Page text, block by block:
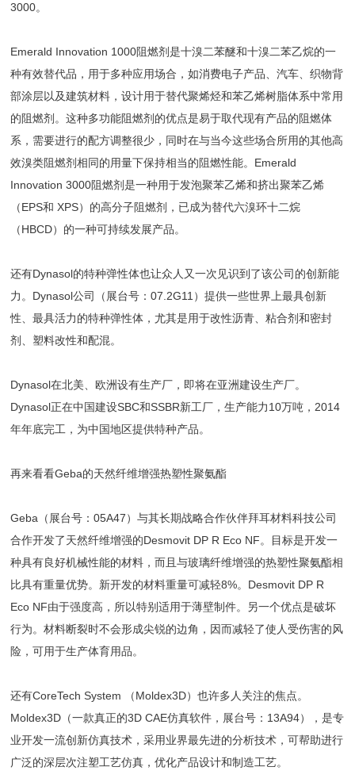
3000。
Emerald Innovation 1000阻燃剂是十溴二苯醚和十溴二苯乙烷的一
种有效替代品，用于多种应用场合，如消费电子产品、汽车、织物背
部涂层以及建筑材料，设计用于替代聚烯烃和苯乙烯树脂体系中常用
的阻燃剂。这种多功能阻燃剂的优点是易于取代现有产品的阻燃体
系，需要进行的配方调整很少，同时在与当今这些场合所用的其他高
效溴类阻燃剂相同的用量下保持相当的阻燃性能。Emerald
Innovation 3000阻燃剂是一种用于发泡聚苯乙烯和挤出聚苯乙烯
（EPS和 XPS）的高分子阻燃剂，已成为替代六溴环十二烷
（HBCD）的一种可持续发展产品。
还有Dynasol的特种弹性体也让众人又一次见识到了该公司的创新能
力。Dynasol公司（展台号：07.2G11）提供一些世界上最具创新
性、最具活力的特种弹性体，尤其是用于改性沥青、粘合剂和密封
剂、塑料改性和配混。
Dynasol在北美、欧洲设有生产厂，即将在亚洲建设生产厂。
Dynasol正在中国建设SBC和SSBR新工厂，生产能力10万吨，2014
年年底完工，为中国地区提供特种产品。
再来看看Geba的天然纤维增强热塑性聚氨酯
Geba（展台号：05A47）与其长期战略合作伙伴拜耳材料科技公司
合作开发了天然纤维增强的Desmovit DP R Eco NF。目标是开发一
种具有良好机械性能的材料，而且与玻璃纤维增强的热塑性聚氨酯相
比具有重量优势。新开发的材料重量可减轻8%。Desmovit DP R
Eco NF由于强度高，所以特别适用于薄壁制件。另一个优点是破坏
行为。材料断裂时不会形成尖锐的边角，因而减轻了使人受伤害的风
险，可用于生产体育用品。
还有CoreTech System （Moldex3D）也许多人关注的焦点。
Moldex3D（一款真正的3D CAE仿真软件，展台号：13A94），是专
业开发一流创新仿真技术，采用业界最先进的分析技术，可帮助进行
广泛的深层次注塑工艺仿真，优化产品设计和制造工艺。